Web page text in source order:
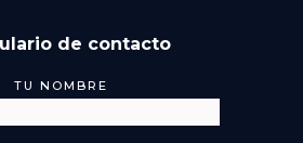
de contacto
TU NOMBRE